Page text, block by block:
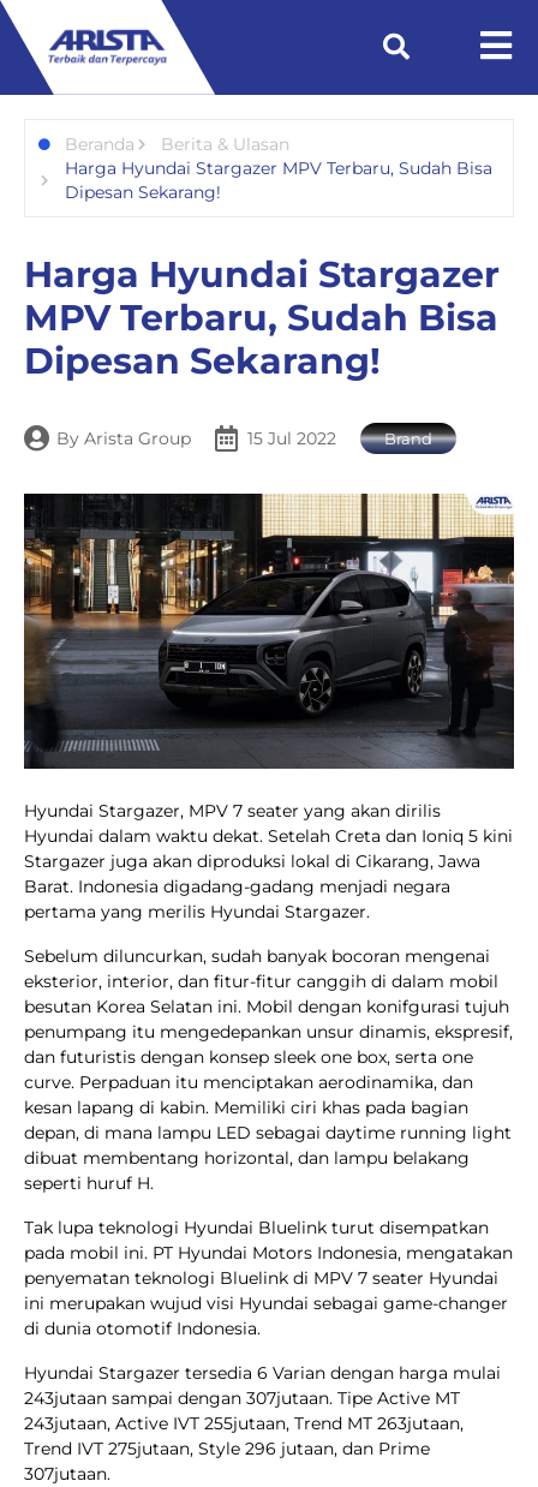
Beranda
Berita & Ulasan
Harga Hyundai Stargazer MPV Terbaru, Sudah Bisa
Dipesan Sekarang!
Harga Hyundai Stargazer
MPV Terbaru, Sudah Bisa
Dipesan Sekarang!
By Arista Group 15 Jul 2022 Brand
Hyundai Stargazer, MPV 7 seater yang akan dirilis
Hyundai dalam waktu dekat. Setelah Creta dan Ioniq 5 kini
Stargazer juga akan diproduksi lokal di Cikarang, Jawa
Barat. Indonesia digadang-gadang menjadi negara
pertama yang merilis Hyundai Stargazer.
Sebelum diluncurkan, sudah banyak bocoran mengenai
eksterior, interior, dan fitur-fitur canggih di dalam mobil
besutan Korea Selatan ini. Mobil dengan konifgurasi tujuh
penumpang itu mengedepankan unsur dinamis, ekspresif,
dan futuristis dengan konsep sleek one box, serta one
curve. Perpaduan itu menciptakan aerodinamika, dan
kesan lapang di kabin. Memiliki ciri khas pada bagian
depan, di mana lampu LED sebagai daytime running light
dibuat membentang horizontal, dan lampu belakang
seperti huruf H.
Tak lupa teknologi Hyundai Bluelink turut disempatkan
pada mobil ini. PT Hyundai Motors Indonesia, mengatakan
penyematan teknologi Bluelink di MPV 7 seater Hyundai
ini merupakan wujud visi Hyundai sebagai game-changer
di dunia otomotif Indonesia.
Hyundai Stargazer tersedia 6 Varian dengan harga mulai
243jutaan sampai dengan 307jutaan. Tipe Active MT
243jutaan, Active IVT 255jutaan, Trend MT 263jutaan,
Trend IVT 275jutaan, Style 296 jutaan, dan Prime
307jutaan.